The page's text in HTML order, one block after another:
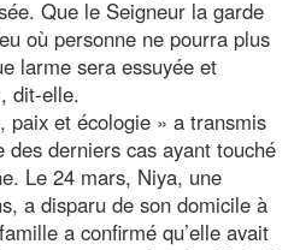
Que le Seigneur la garde
où personne ne pourra plus
larme sera essuyée et
dit-elle.
paix et écologie » a transmis
des derniers cas ayant touché
Le 24 mars, Niya, une
a disparu de son domicile à
a confirmé qu’elle avait